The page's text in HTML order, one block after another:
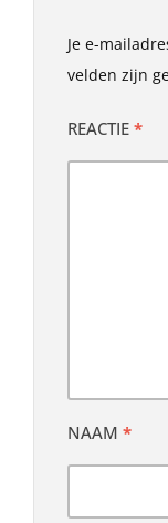
Je e-
velden zijn
REACTIE *
NAAM *